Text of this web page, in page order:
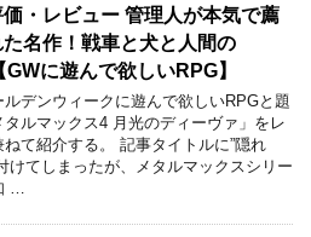
価・レビュー 管理人が本気で薦
名作！戦車と犬と人間の
GWに遊んで欲しいRPG】
ルデンウィークに遊んで欲しいRPGと題
タルマックス4 月光のディーヴァ」をレ
ねて紹介する。 記事タイトルに”隠れ
けてしまったが、メタルマックスシリー
…